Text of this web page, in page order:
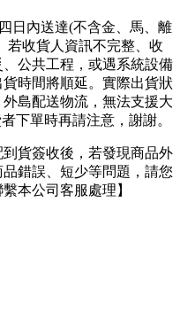
日內送達(不含金、馬、離
若收貨人資訊不完整、收
公共工程，或遇系統設備
時間將順延。實際出貨狀
島配送物流，無法支援大
下單時再請注意，謝謝。
到貨簽收後，若發現商品外
錯誤、短少等問題，請您
本公司客服處理】